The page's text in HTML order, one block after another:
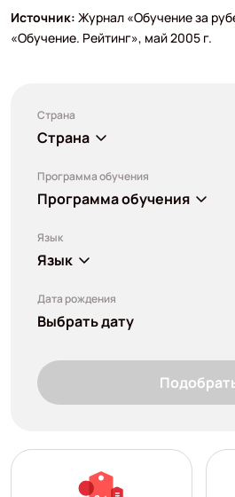
Источник: Журнал «Обучение за
«Обучение. Рейтинг», май 2005 г.
Страна
Страна
Программа обучения
Программа обучения
Язык
Язык
Дата рождения
Выбрать дату